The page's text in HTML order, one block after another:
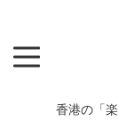
香港の「
ART
>